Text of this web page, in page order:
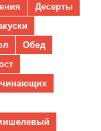
Десерты
Обед